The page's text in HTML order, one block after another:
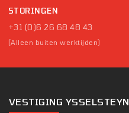
STORINGEN
+31 (0)6 26 68 48 43
(Alleen buiten werktijden)
VESTIGING YSSELSTEYN